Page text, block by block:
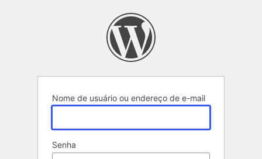
Nome de usuário ou endereço de e-mail
Senha